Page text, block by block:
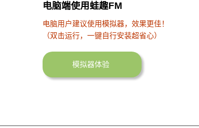
电脑端使用蛙趣FM
电脑用户建议使用模拟器，效果更佳！
（双击运行，一键自行安装超省心）
模拟器体验